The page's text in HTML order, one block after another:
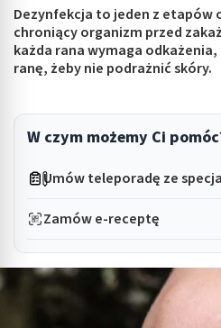
submenu: Higiena
submenu: Sprzęt medyczny
submenu: Wellness
Dezynfekcja to jeden z etapów
chroniący organizm przed
każda rana wymaga
ranę, żeby nie podrażnić skóry.
W czym możemy Ci
Umów teleporadę ze
Zamów e-receptę